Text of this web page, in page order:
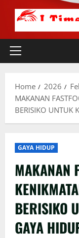
Primary
Home 2026
MAKANAN
BERISIKO UNTUK
GAYA HIDUP
MAKANAN
BERISIKO
GAYA